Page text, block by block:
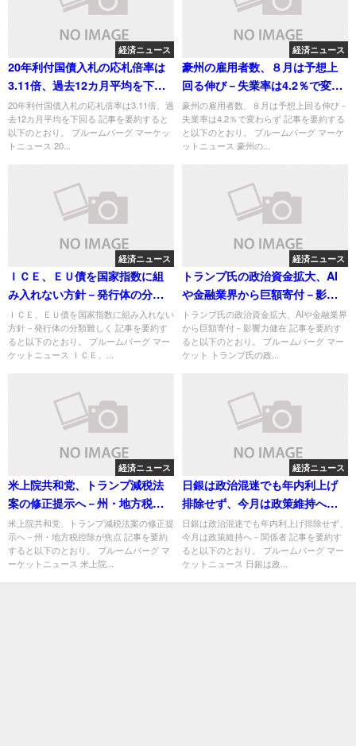
経済ニュース
20年利付国債入札の応札倍率は
3.11倍、過去12カ月平均を下回
る
20年利付国債入札の応札倍率は3.11倍、過
去12カ月平均を下回る 記事を要約すると
以下のとおり。 ブルームバーグ マーケッ
トニュース 20...
経済ニュース
豪州の雇用者数、８月は予想上
回る伸び－失業率は4.2％で変わ
らず
豪州の雇用者数、８月は予想上回る伸び－
失業率は4.2％で変わらず 記事を要約する
と以下のとおり。 ブルームバーグ マーケ
ットニュース 豪州の...
経済ニュース
ＩＣＥ、ＥＵ債を国家指数に組
み入れない方針－発行体の分類
難しく
ＩＣＥ、ＥＵ債を国家指数に組み入れない
方針－発行体の分類難しく 記事を要約す
ると以下のとおり。 ブルームバーグ マー
ケットニュース ＩＣＥ、...
経済ニュース
トランプ氏の政治資金拡大、AI
や金融業界から巨額寄付－影響
力健在
トランプ氏の政治資金拡大、AIや金融業界
から巨額寄付－影響力健在 記事を要約す
ると以下のとおり。 ブルームバーグ マー
ケット トランプ氏の政...
経済ニュース
米上院共和党、トランプ減税法
案の修正提示へ－州・地方税控
除が焦点
米上院共和党、トランプ減税法案の修正提
示へ－州・地方税控除が焦点 記事を要約
すると以下のとおり。 ブルームバーグ マ
ーケットニュース 米上院...
経済ニュース
日銀は政治混迷でも年内利上げ
排除せず、今月は政策維持へ－
関係者
日銀は政治混迷でも年内利上げ排除せず、
今月は政策維持へ－関係者 記事を要約す
ると以下のとおり。 ブルームバーグ マー
ケットニュース 日銀は政...